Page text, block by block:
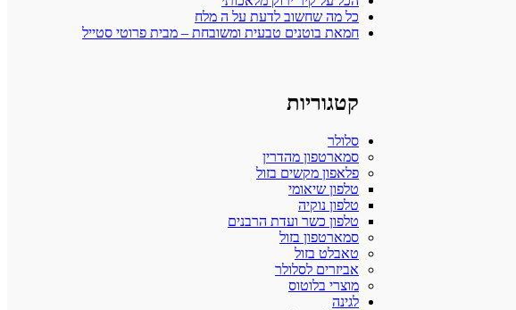
כל מה שחשוב לדעת על ה מלח
חמאת בוטנים טבעית ומשובחת – מבית פרוטי סטייל
קטגוריות
סלולר
סמארטפון מהדרין
פלאפון מקשים בזול
טלפון שיאומי
טלפון נוקיה
טלפון כשר ועדת הרבנים
סמארטפון בזול
טאבלט בזול
אביזרים לסלולר
מוצרי בלוטוס
לגינה